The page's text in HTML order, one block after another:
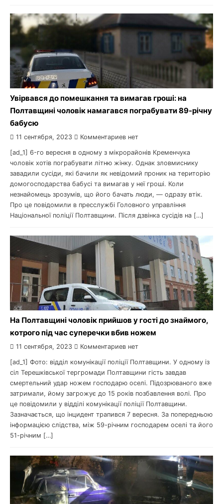
Увірвався до помешкання та вимагав гроші: на
Полтавщині чоловік намагався пограбувати 89-річну
бабусю
11 сентября, 2023 Комментариев нет
[ad_1] 6-го вересня в одному з мікрорайонів Кременчука
чоловік хотів пограбувати літню жінку. Однак зловмиснику
завадили сусіди, які бачили як невідомий проник на територію
домогосподарства бабусі та вимагав у неї гроші. Коли
незнайомець зрозумів, що його бачать люди, — одразу втік.
Про це повідомили в пресслужбі Головного управління
Національної поліції Полтавщини. Після дзвінка сусідів на […]
На Полтавщині чоловік прийшов у гості до знаймого,
котрого під час суперечки вбив ножем
11 сентября, 2023 Комментариев нет
[ad_1] Фото: відділ комунікації поліції Полтавщини. У одному із
сіл Терешківської тергромади Полтавщини гість завдав
смертельний удар ножем господарю оселі. Підозрюваного вже
затримали, йому загрожує до 15 років позбавлення волі. Про
це повідомили у відділі комунікації поліції Полтавщини.
Зазначається, що інцидент трапився 7 вересня. За попередньою
інформацією слідства, між 59-річним господарем оселі та його
51-річним […]